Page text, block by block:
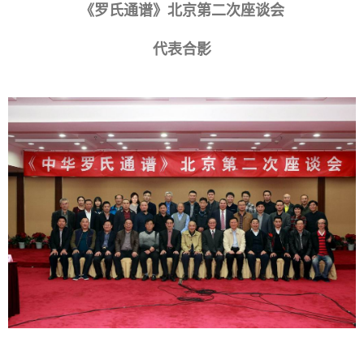
《罗氏通谱》北京第二次座谈会
代表合影